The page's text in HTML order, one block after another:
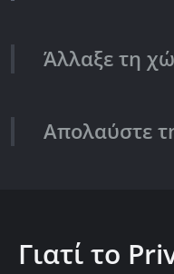
Άλλαξε τη
Απολαύστε
Γιατί το